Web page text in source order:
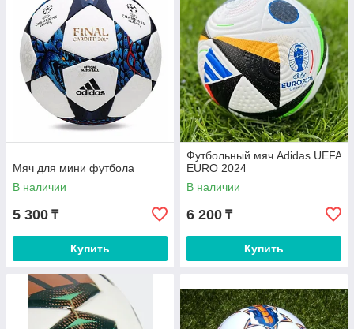
Мяч для мини футбола
В наличии
5 300 ₸
Купить
Футбольный мяч Adidas UEFA
EURO 2024
В наличии
6 200 ₸
Купить